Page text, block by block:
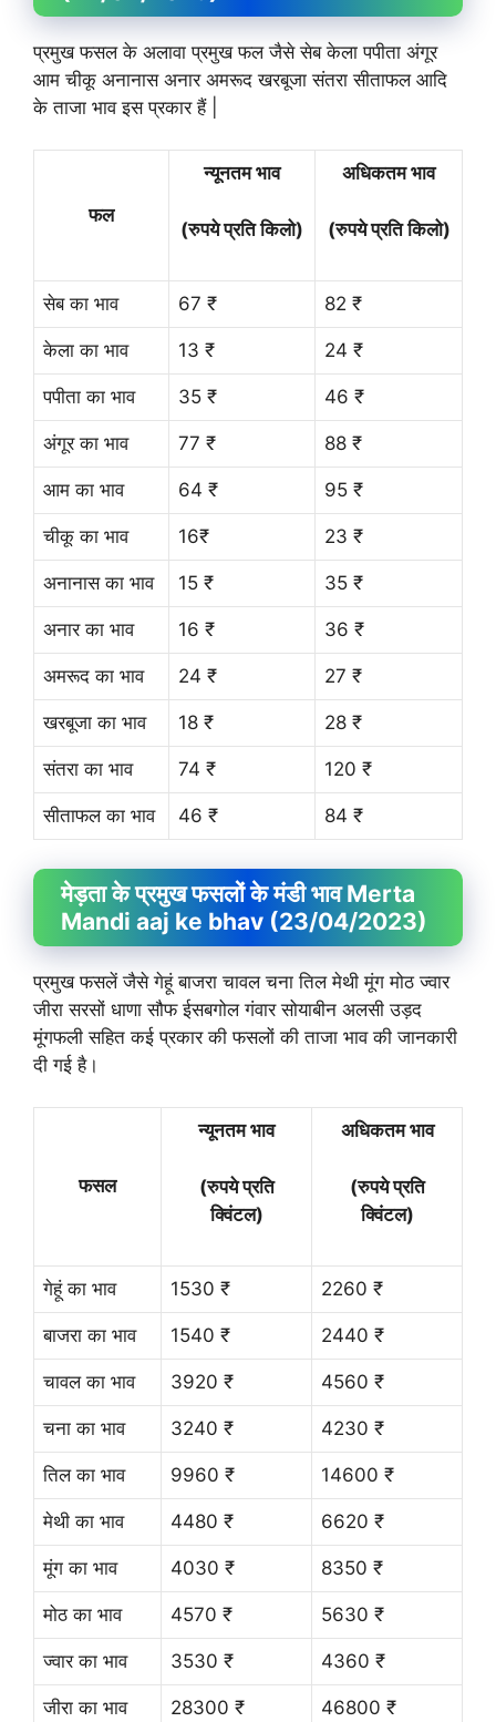
प्रमुख फसल के अलावा प्रमुख फल जैसे सेब केला पपीता अंगूर
आम चीकू अनानास अनार अमरूद खरबूजा संतरा सीताफल आदि
के ताजा भाव इस प्रकार हैं |
फल
न्यूनतम भाव
(रुपये प्रति किलो)
अधिकतम भाव
(रुपये प्रति किलो)
सेब का भाव 67 ₹ 82 ₹
केला का भाव 13 ₹ 24 ₹
पपीता का भाव 35 ₹ 46 ₹
अंगूर का भाव 77 ₹ 88 ₹
आम का भाव 64 ₹ 95 ₹
चीकू का भाव 16₹ 23 ₹
अनानास का भाव 15 ₹ 35 ₹
अनार का भाव 16 ₹ 36 ₹
अमरूद का भाव 24 ₹ 27 ₹
खरबूजा का भाव 18 ₹ 28 ₹
संतरा का भाव 74 ₹ 120 ₹
सीताफल का भाव 46 ₹ 84 ₹
मेड़ता के प्रमुख फसलों के मंडी भाव Merta
Mandi aaj ke bhav (23/04/2023)
प्रमुख फसलें जैसे गेहूं बाजरा चावल चना तिल मेथी मूंग मोठ ज्वार
जीरा सरसों धाणा सौफ ईसबगोल गंवार सोयाबीन अलसी उड़द
मूंगफली सहित कई प्रकार की फसलों की ताजा भाव की जानकारी
दी गई है।
फसल
न्यूनतम भाव
(रुपये प्रति
क्विंटल)
अधिकतम भाव
(रुपये प्रति
क्विंटल)
गेहूं का भाव 1530 ₹ 2260 ₹
बाजरा का भाव 1540 ₹ 2440 ₹
चावल का भाव 3920 ₹ 4560 ₹
चना का भाव 3240 ₹ 4230 ₹
तिल का भाव 9960 ₹ 14600 ₹
मेथी का भाव 4480 ₹ 6620 ₹
मूंग का भाव 4030 ₹ 8350 ₹
मोठ का भाव 4570 ₹ 5630 ₹
ज्वार का भाव 3530 ₹ 4360 ₹
जीरा का भाव 28300 ₹ 46800 ₹